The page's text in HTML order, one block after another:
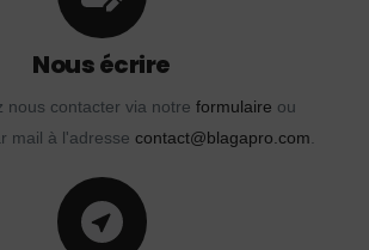
Nous écrire
nous contacter via notre formulaire ou
mail à l'adresse contact@blagapro.com.